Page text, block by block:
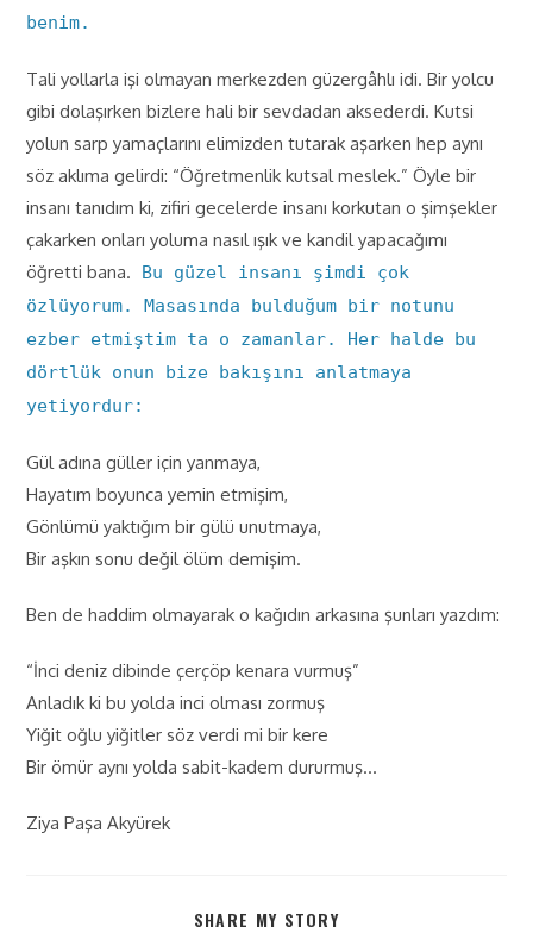
benim.
Tali yollarla işi olmayan merkezden güzergâhlı idi. Bir yolcu
gibi dolaşırken bizlere hali bir sevdadan aksederdi. Kutsi
yolun sarp yamaçlarını elimizden tutarak aşarken hep aynı
söz aklıma gelirdi: “Öğretmenlik kutsal meslek.” Öyle bir
insanı tanıdım ki, zifiri gecelerde insanı korkutan o şimşekler
çakarken onları yoluma nasıl ışık ve kandil yapacağımı
öğretti bana. Bu güzel insanı şimdi çok
özlüyorum. Masasında bulduğum bir notunu
ezber etmiştim ta o zamanlar. Her halde bu
dörtlük onun bize bakışını anlatmaya
yetiyordur:
Gül adına güller için yanmaya,
Hayatım boyunca yemin etmişim,
Gönlümü yaktığım bir gülü unutmaya,
Bir aşkın sonu değil ölüm demişim.
Ben de haddim olmayarak o kağıdın arkasına şunları yazdım:
“İnci deniz dibinde çerçöp kenara vurmuş”
Anladık ki bu yolda inci olması zormuş
Yiğit oğlu yiğitler söz verdi mi bir kere
Bir ömür aynı yolda sabit-kadem dururmuş…
Ziya Paşa Akyürek
SHARE MY STORY